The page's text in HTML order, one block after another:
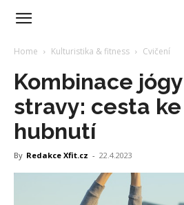
Home Kulturistika & fitness Cvičení
Kombinace
stravy: cesta
hubnutí
By Redakce Xfit.cz - 22.4.2023